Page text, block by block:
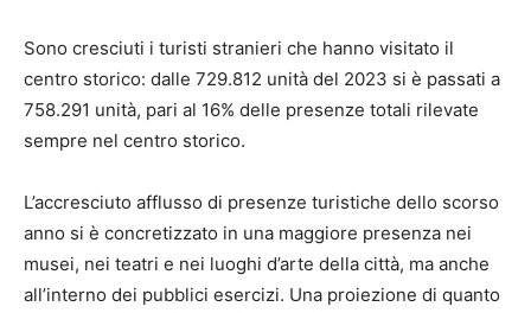
Sono cresciuti i turisti stranieri che hanno visitato il
centro storico: dalle 729.812 unità del 2023 si è passati a
758.291 unità, pari al 16% delle presenze totali rilevate
sempre nel centro storico.
L’accresciuto afflusso di presenze turistiche dello scorso
anno si è concretizzato in una maggiore presenza nei
musei, nei teatri e nei luoghi d’arte della città, ma anche
all’interno dei pubblici esercizi. Una proiezione di quanto